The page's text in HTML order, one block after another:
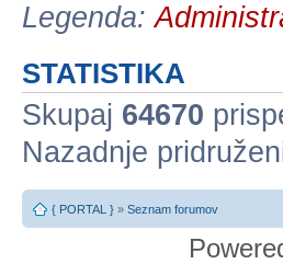
Legenda:
STATISTIKA
Skupaj 64670
Nazadnje
{ PORTAL } » Seznam forumov